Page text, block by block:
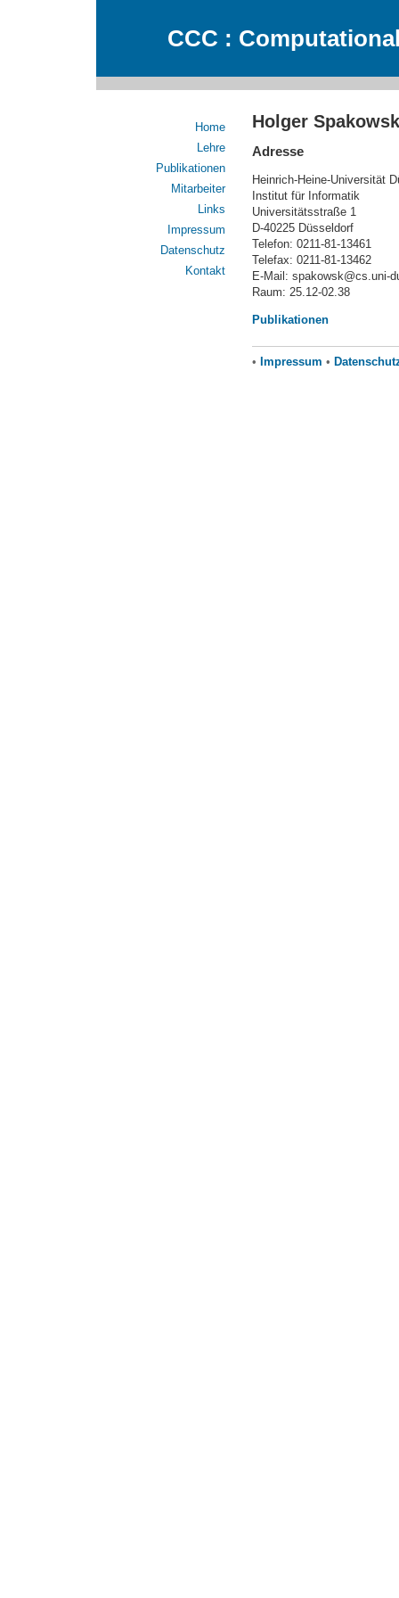
CCC :
Holger
Adresse
Heinrich-Heine-Universität
Institut für Informatik
Universitätsstraße 1
D-40225 Düsseldorf
Telefon: 0211-81-13461
Telefax: 0211-81-13462
E-Mail: spakowsk@cs.uni-
Raum: 25.12-02.38
Publikationen
• Impressum •
Home
Lehre
Publikationen
Mitarbeiter
Links
Impressum
Datenschutz
Kontakt